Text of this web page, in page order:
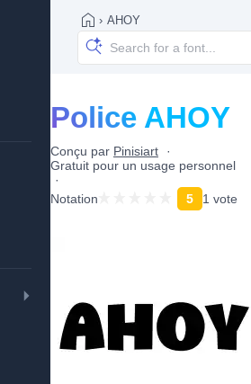
› AHOY
Police AHOY
Conçu par Pinisiart
Gratuit pour un usage personnel
Notation 5 1 vote